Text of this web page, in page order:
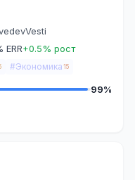
ERR+0.5% рост
#Экономика 15
99%